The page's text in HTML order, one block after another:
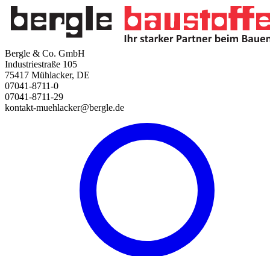
Bergle & Co. GmbH
Industriestraße 105
75417 Mühlacker, DE
07041-8711-0
07041-8711-29
kontakt-muehlacker@bergle.de